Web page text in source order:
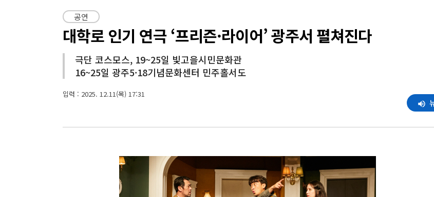
공연
대학로 인기 연극 ‘프리즌·라이어’ 광주서 펼쳐진다
극단 코스모스, 19~25일 빛고을시민문화관
16~25일 광주5·18기념문화센터 민주홀서도
입력 : 2025. 12.11(목) 17:31